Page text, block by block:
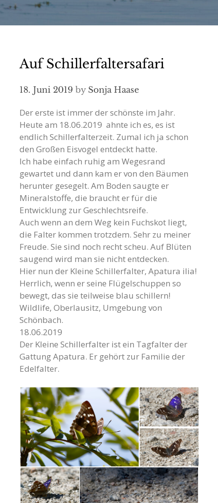
Auf Schillerfaltersafari
18. Juni 2019 by Sonja Haase
Der erste ist immer der schönste im Jahr.
Heute am 18.06.2019 ahnte ich es, es ist
endlich Schillerfalterzeit. Zumal ich ja schon
den Großen Eisvogel entdeckt hatte.
Ich habe einfach ruhig am Wegesrand
gewartet und dann kam er von den Bäumen
herunter gesegelt. Am Boden saugte er
Mineralstoffe, die braucht er für die
Entwicklung zur Geschlechtsreife.
Auch wenn an dem Weg kein Fuchskot liegt,
die Falter kommen trotzdem. Sehr zu meiner
Freude. Sie sind noch recht scheu. Auf Blüten
saugend wird man sie nicht entdecken.
Hier nun der Kleine Schillerfalter, Apatura ilia!
Herrlich, wenn er seine Flügelschuppen so
bewegt, das sie teilweise blau schillern!
Wildlife, Oberlausitz, Umgebung von
Schönbach.
18.06.2019
Der Kleine Schillerfalter ist ein Tagfalter der
Gattung Apatura. Er gehört zur Familie der
Edelfalter.